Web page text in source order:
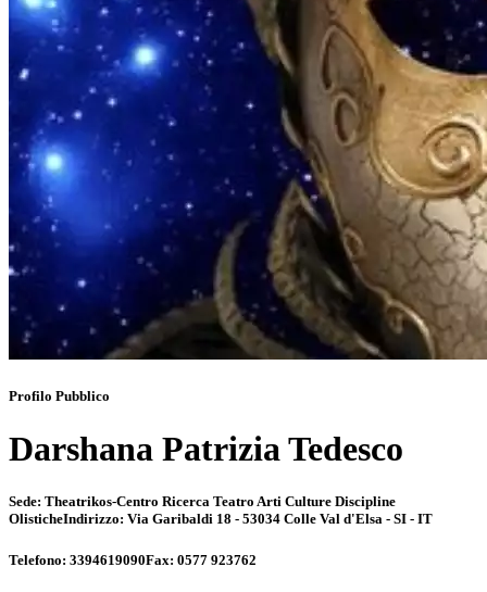
Profilo Pubblico
Darshana Patrizia Tedesco
Sede: Theatrikos-Centro Ricerca Teatro Arti Culture Discipline
OlisticheIndirizzo: Via Garibaldi 18 - 53034 Colle Val d'Elsa - SI - IT
Telefono: 3394619090Fax: 0577 923762